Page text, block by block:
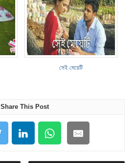
সেই মেয়েটি
Share This Post